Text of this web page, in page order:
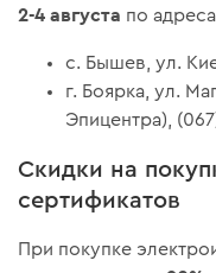
2-4 августа по
с. Бышев, ул.
г. Боярка, ул.
Эпицентра),
Скидки на
сертификатов
При покупке